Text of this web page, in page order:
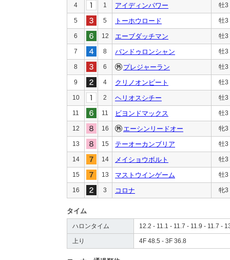
4 1 アイディンパワー 牡3
5 5 トーホウロード 牡3
6 12 エーブダッチマン 牡3
7 8 バンドゥロンシャン 牡3
8 6 プレジャーラン 牡3
9 4 クリノオンビート 牡3
10 2 ヘリオスシチー 牡3
11 11 ビヨンドマックス 牡3
12 16 エーシンリードオー 牝3
13 15 テーオーカンブリア 牡3
14 14 メイショウボルト 牡3
15 13 マストウインゲーム 牡3
16 3 コロナ 牝3
タイム
ハロンタイム 12.2 - 11.1 - 11.7 - 11.9 - 11.7 -
上り 4F 48.5 - 3F 36.8